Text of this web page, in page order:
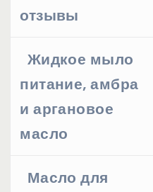
отзывы
Жидкое мыло
питание, амбра
и аргановое
масло
Масло для